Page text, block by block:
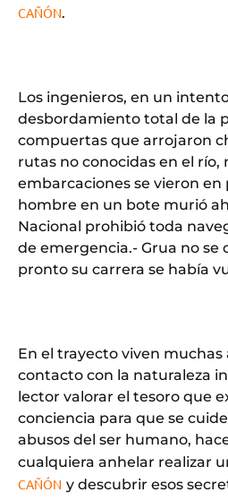
CAÑÓN.
Los ingenieros, en un
desbordamiento total de la
compuertas que arrojaron
rutas no conocidas en el río,
embarcaciones se vieron en
hombre en un bote murió
Nacional prohibió toda
de emergencia.- Grua no se
pronto su carrera se había
En el trayecto viven
contacto con la naturaleza
lector valorar el tesoro que
conciencia para que se
abusos del ser humano,
cualquiera anhelar realizar
CAÑÓN y descubrir esos